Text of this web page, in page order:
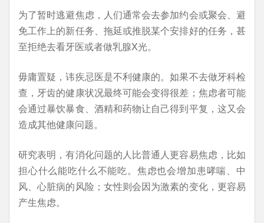
为了暂时逃避焦虑，人们通常会去参加约会或聚会、避
免工作上的新任务、拖延或推脱某个安排好的任务，甚
至拒绝去看牙医或者做乳腺X光。
毋庸置疑，讳疾忌医是不利健康的。如果不去做牙科检
查，牙齿的健康状况最终可能会变得很差；焦虑者可能
会通过暴饮暴食、酒精和药物让自己得到平复，这又会
造成其他健康问题。
研究表明，有消化问题的人比普通人更容易焦虑，比如
担心什么能吃什么不能吃。焦虑也会增加患哮喘、中
风、心脏病的风险；女性则会因为激素的变化，更容易
产生焦虑。